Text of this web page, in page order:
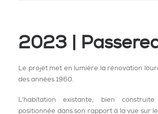
2023 |
Le projet met en lumière la rénovation
des années 1960.
L’habitation existante, bien
positionnée dans son rapport à la vue sur